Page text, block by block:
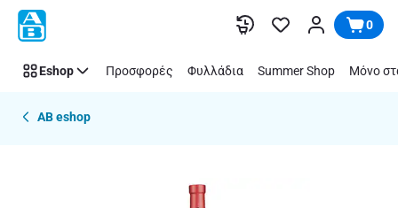
Παράλειψη 0
Eshop Προσφορές Φυλλάδια Summer Shop Μόνο
AB eshop